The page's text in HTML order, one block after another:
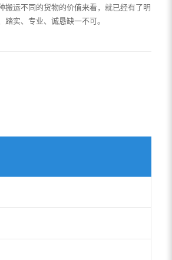
搬运不同的货物的价值来看，就已经有了明
踏实、专业、诚恳缺一不可。